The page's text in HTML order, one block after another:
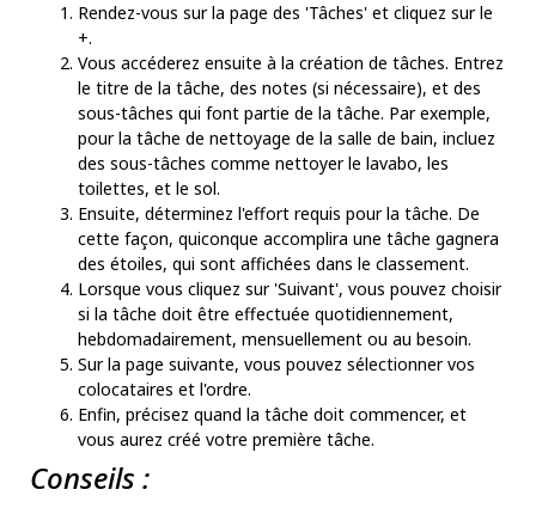
Rendez-vous sur la page des 'Tâches' et cliquez sur le
+.
Vous accéderez ensuite à la création de tâches. Entrez
le titre de la tâche, des notes (si nécessaire), et des
sous-tâches qui font partie de la tâche. Par exemple,
pour la tâche de nettoyage de la salle de bain, incluez
des sous-tâches comme nettoyer le lavabo, les
toilettes, et le sol.
Ensuite, déterminez l'effort requis pour la tâche. De
cette façon, quiconque accomplira une tâche gagnera
des étoiles, qui sont affichées dans le classement.
Lorsque vous cliquez sur 'Suivant', vous pouvez choisir
si la tâche doit être effectuée quotidiennement,
hebdomadairement, mensuellement ou au besoin.
Sur la page suivante, vous pouvez sélectionner vos
colocataires et l'ordre.
Enfin, précisez quand la tâche doit commencer, et
vous aurez créé votre première tâche.
Conseils :